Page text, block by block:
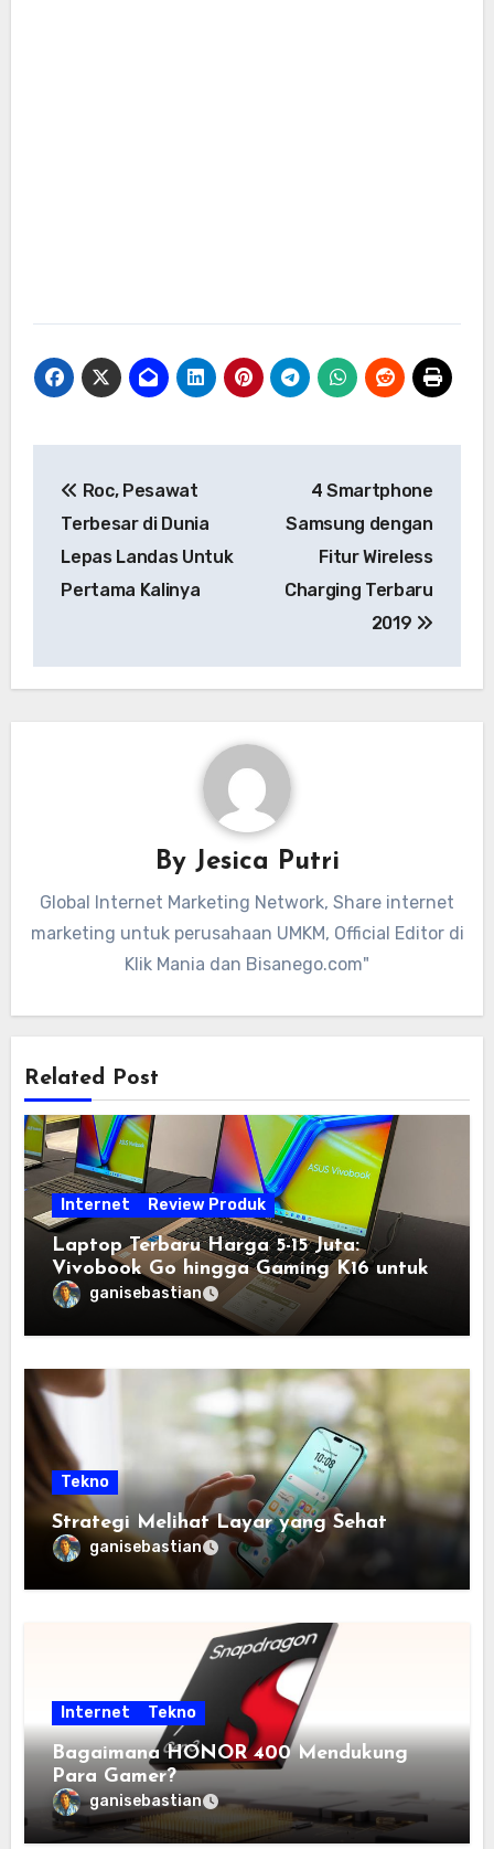
pos
Roc, Pesawat
Terbesar di Dunia
Lepas Landas Untuk
Pertama Kalinya
4 Smartphone
Samsung dengan
Fitur Wireless
Charging Terbaru
2019
By Jesica Putri
Global Internet Marketing Network, Share internet
marketing untuk perusahaan UMKM, Official Editor di
Klik Mania dan Bisanego.com"
Related Post
Internet Review Produk
Laptop Terbaru Harga 5-15 Juta:
Vivobook Go hingga Gaming K16 untuk
Semua Budget
ganisebastian
Tekno
Strategi Melihat Layar yang Sehat
ganisebastian
Internet Tekno
Bagaimana HONOR 400 Mendukung
Para Gamer?
ganisebastian